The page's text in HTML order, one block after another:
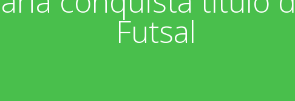
Futsal